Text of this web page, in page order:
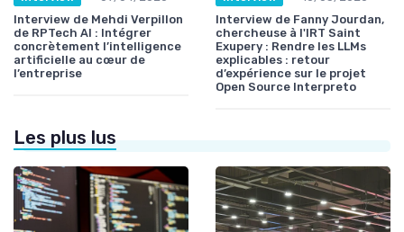
Interview de Mehdi Verpillon
de RPTech AI : Intégrer
concrètement l’intelligence
artificielle au cœur de
l’entreprise
Interview de Fanny Jourdan,
chercheuse à l'IRT Saint
Exupery : Rendre les LLMs
explicables : retour
d’expérience sur le projet
Open Source Interpreto
Les plus lus